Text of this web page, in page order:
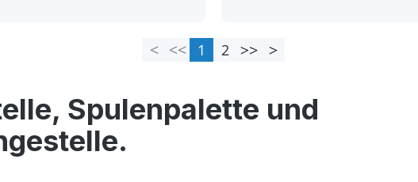
Seite
1 Seite
2
Spulenpalette und